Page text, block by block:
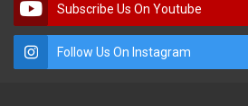
Subscribe Us On Youtube
Follow Us On Instagram